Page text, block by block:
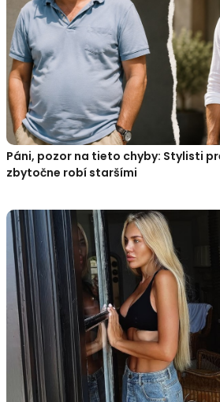
Páni, pozor na tieto chyby: Stylisti
zbytočne robí staršími